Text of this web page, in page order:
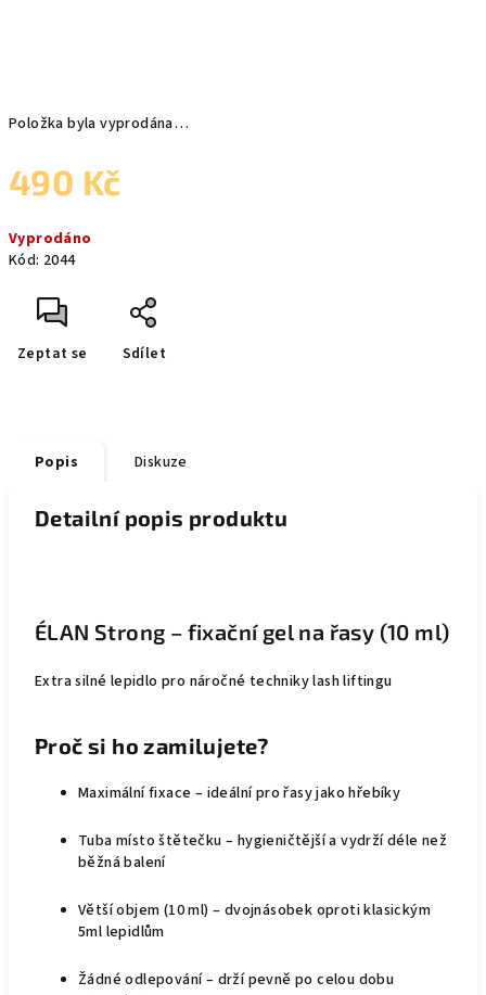
Položka byla vyprodána…
490 Kč
cena:
Vyprodáno
Kód: 2044
Zeptat se Sdílet
Popis Diskuze
Detailní popis produktu
ÉLAN Strong – fixační gel na řasy (10 ml)
Extra silné lepidlo pro náročné techniky lash liftingu
Proč si ho zamilujete?
Maximální fixace – ideální pro řasy jakohřebíky
Tuba místo štětečku – hygieničtější a vydrží déle než
běžná balení
Větší objem (10 ml) – dvojnásobek oproti klasickým
5ml lepidlům
Žádné odlepování– drží pevně po celou dobu